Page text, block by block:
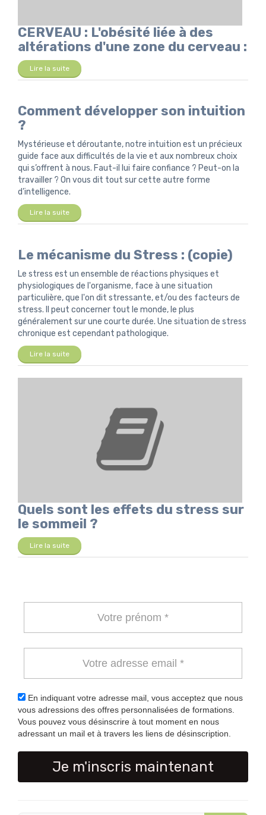
CERVEAU : L'obésité liée à des
altérations d'une zone du cerveau :
Lire la suite
Comment développer son intuition
?
Mystérieuse et déroutante, notre intuition est un précieux
guide face aux difficultés de la vie et aux nombreux choix
qui s’offrent à nous. Faut-il lui faire confiance ? Peut-on la
travailler ? On vous dit tout sur cette autre forme
d’intelligence.
Lire la suite
Le mécanisme du Stress : (copie)
Le stress est un ensemble de réactions physiques et
physiologiques de l'organisme, face à une situation
particulière, que l'on dit stressante, et/ou des facteurs de
stress. Il peut concerner tout le monde, le plus
généralement sur une courte durée. Une situation de stress
chronique est cependant pathologique.
Lire la suite
Quels sont les effets du stress sur
le sommeil ?
Lire la suite
En indiquant votre adresse mail, vous acceptez que nous
vous adressions des offres personnalisées de formations.
Vous pouvez vous désinscrire à tout moment en nous
adressant un mail et à travers les liens de désinscription.
Je m'inscris maintenant